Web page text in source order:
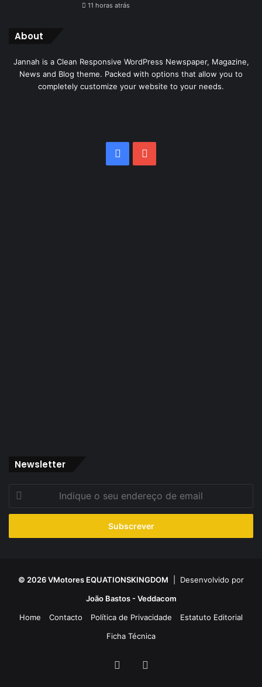
11 horas atrás
About
Jannah is a Clean Responsive WordPress Newspaper, Magazine,
News and Blog theme. Packed with options that allow you to
completely customize your website to your needs.
Facebook
Newsletter
seu
de
© 2026 VMotores EQUATIONSKINGDOM | Desenvolvido por
João Bastos - Veddacom
Home
Contacto Política de Privacidade
Estatuto Editorial
Ficha Técnica
Facebook